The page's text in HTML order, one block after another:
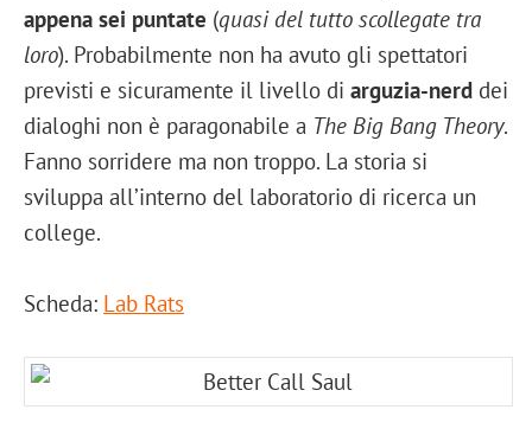
appena sei puntate (quasi del tutto scollegate tra
loro). Probabilmente non ha avuto gli spettatori
previsti e sicuramente il livello di arguzia-nerd dei
dialoghi non è paragonabile a The Big Bang Theory.
Fanno sorridere ma non troppo. La storia si
sviluppa all’interno del laboratorio di ricerca un
college.
Scheda: Lab Rats